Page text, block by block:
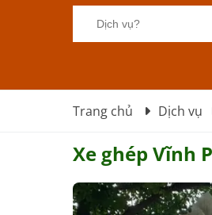
Trang chủ Dịch vụ
Xe ghép Vĩnh